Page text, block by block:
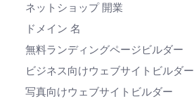
ネットショップ 開業
ドメイン 名
無料ランディングページビルダー
ビジネス向けウェブサイトビルダー
写真向けウェブサイトビルダー